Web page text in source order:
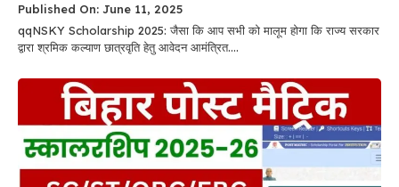
Published On: June 11, 2025
qqNSKY Scholarship 2025: जैसा कि आप सभी को मालूम होगा कि राज्य सरकार
द्वारा श्रमिक कल्याण छात्रवृति हेतु आवेदन आमंत्रित....